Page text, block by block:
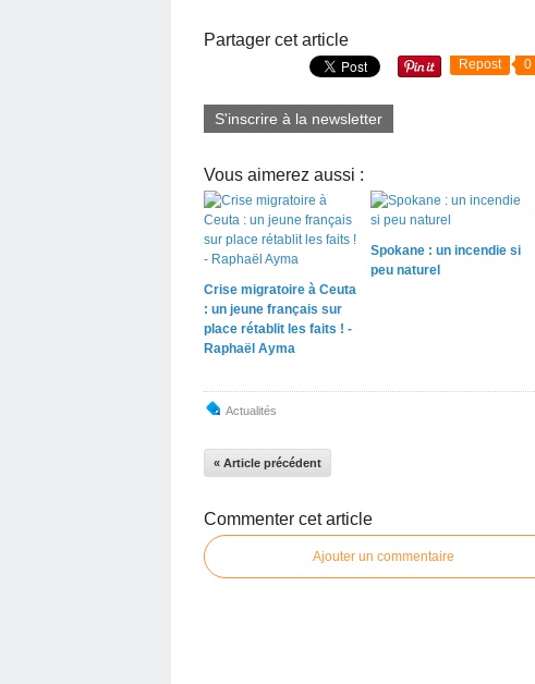
Partager cet article
Repost 0
S'inscrire à la newsletter
Vous aimerez aussi :
Crise migratoire à Ceuta
: un jeune français sur
place rétablit les faits ! -
Raphaël Ayma
Spokane : un incendie si
peu naturel
Actualités
« Article précédent
Commenter cet article
Ajouter un commentaire